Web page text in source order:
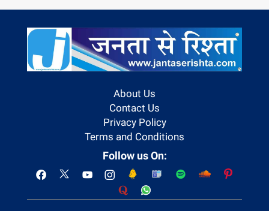
About Us
Contact Us
Privacy Policy
Terms and Conditions
Follow us On: